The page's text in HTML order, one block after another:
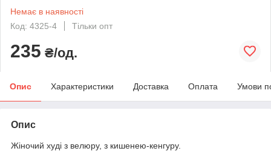
Немає в наявності
Код: 4325-4
Тільки опт
235 ₴/од.
Опис Характеристики Доставка Оплата Умови
Опис
Жіночий худі з велюру, з кишенею-кенгуру.